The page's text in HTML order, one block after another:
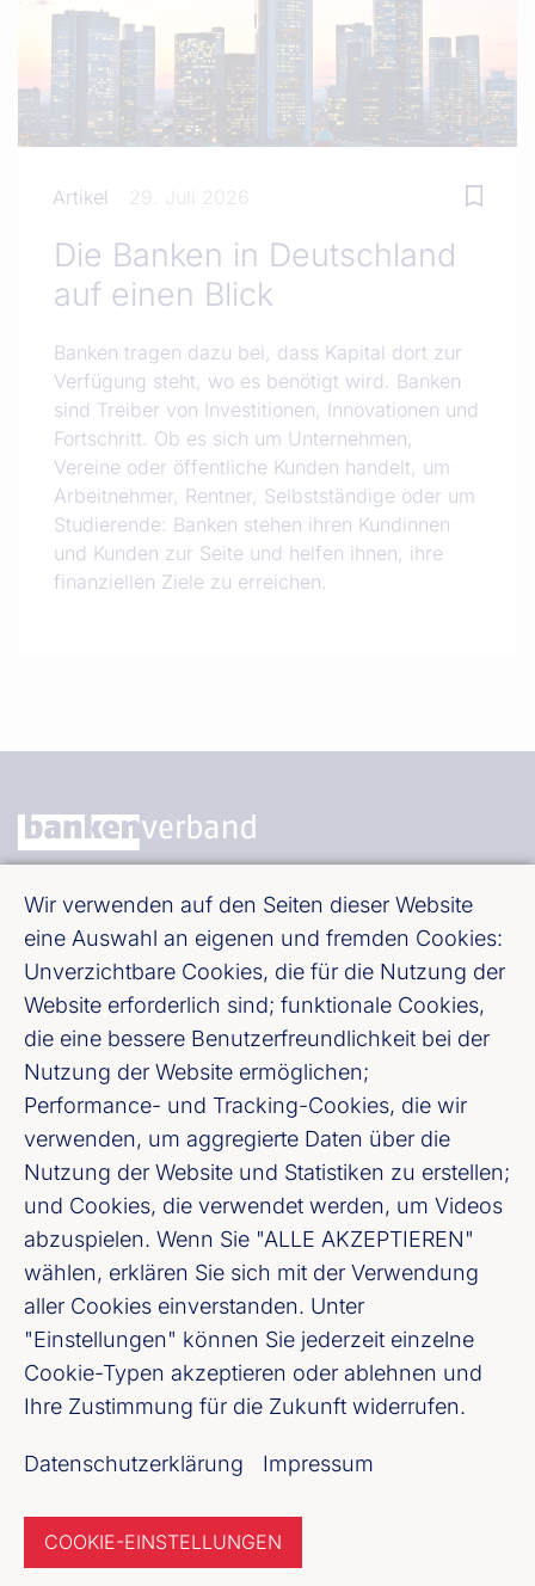
Artikel 29. Juli 2026
Die Banken in Deutschland
auf einen Blick
Banken tragen dazu bei, dass Kapital dort zur
Verfügung steht, wo es benötigt wird. Banken
sind Treiber von Investitionen, Innovationen und
Fortschritt. Ob es sich um Unternehmen,
Vereine oder öffentliche Kunden handelt, um
Arbeitnehmer, Rentner, Selbstständige oder um
Studierende: Banken stehen ihren Kundinnen
und Kunden zur Seite und helfen ihnen, ihre
finanziellen Ziele zu erreichen.
Wir verwenden auf den Seiten dieser Website
eine Auswahl an eigenen und fremden Cookies:
Unverzichtbare Cookies, die für die Nutzung der
Website erforderlich sind; funktionale Cookies,
die eine bessere Benutzerfreundlichkeit bei der
Nutzung der Website ermöglichen;
Performance- und Tracking-Cookies, die wir
verwenden, um aggregierte Daten über die
Nutzung der Website und Statistiken zu erstellen;
und Cookies, die verwendet werden, um Videos
abzuspielen. Wenn Sie "ALLE AKZEPTIEREN"
wählen, erklären Sie sich mit der Verwendung
aller Cookies einverstanden. Unter
"Einstellungen" können Sie jederzeit einzelne
Cookie-Typen akzeptieren oder ablehnen und
Ihre Zustimmung für die Zukunft widerrufen.
Datenschutzerklärung Impressum
COOKIE-EINSTELLUNGEN
Bundesverband deutscher Banken e. V.
Burgstraße 28, 10178 Berlin
Fußzeile (Bankenverband)
Impressum
LinkedIn
Youtube
Cookie-Einstellungen
Datenschutz
Unser Newsletter Angebot
Jetzt anmelden